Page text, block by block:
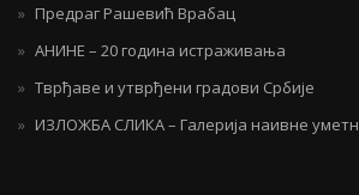
Предраг Рашевић Врабац
АНИНЕ – 20 година истраживања
Тврђаве и утврђени градови Србије
ИЗЛОЖБА СЛИКА – Галерија наивне